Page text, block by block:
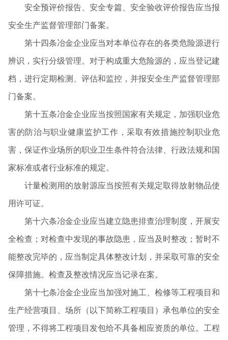
安全预评价报告、安全专篇、安全验收评价报告应当报
安全生产监督管理部门备案。
第十四条冶金企业应当对本单位存在的各类危险源进行
辨识，实行分级管理。对于构成重大危险源的，应当登记建
档，进行定期检测、评估和监控，并报安全生产监督管理部
门备案。
第十五条冶金企业应当按照国家有关规定，加强职业危
害的防治与职业健康监护工作，采取有效措施控制职业危
害，保证作业场所的职业卫生条件符合法律、行政法规和国
家标准或者行业标准的规定。
计量检测用的放射源应当按照有关规定取得放射物品使
用许可证。
第十六条冶金企业应当建立隐患排查治理制度，开展安
全检查；对检查中发现的事故隐患，应当及时整改；暂时不
能整改完毕的，应当制定具体整改计划，并采取可靠的安全
保障措施。检查及整改情况应当记录在案。
第十七条冶金企业应当加强对施工、检修等工程项目和
生产经营项目、场所（以下简称工程项目）承包单位的安全
管理，不得将工程项目发包给不具备相应资质的单位。工程